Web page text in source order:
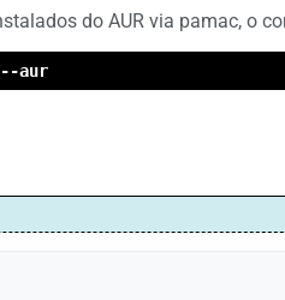
do AUR via pamac, o
--aur